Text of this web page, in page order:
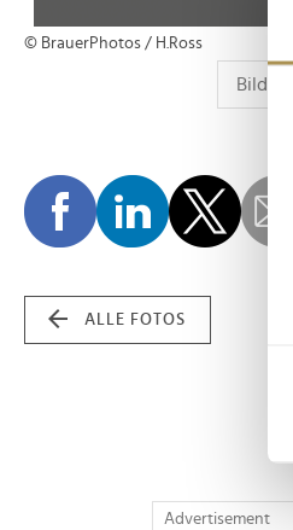
© BrauerPhotos / H.Ross
ALLE FOTOS
Advertisement